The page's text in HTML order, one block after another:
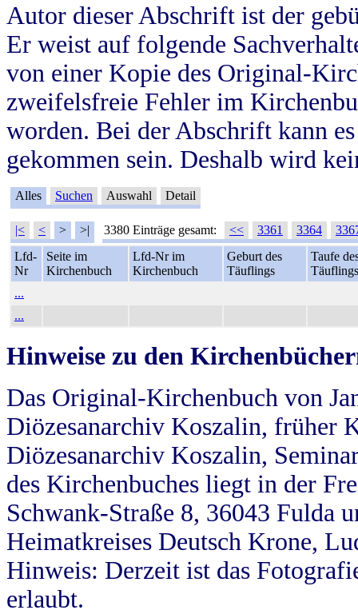
Autor dieser Abschrift ist der
Er weist auf folgende
von einer Kopie des Original-
zweifelsfreie Fehler im
worden. Bei der Abschrift kann
gekommen sein. Deshalb wird
Alles Suchen Auswahl Detail
|< < > >| 3380 Einträge gesamt: << 3361 3364
Lfd-
Nr
Seite im
Kirchenbuch
Lfd-Nr im
Kirchenbuch
Geburt des
Täuflings
Taufe
Täuflings
...
...
Hinweise zu den
Das Original-Kirchenbuch von
Diözesanarchiv Koszalin, früher
Diözesanarchiv Koszalin,
des Kirchenbuches liegt in der
Schwank-Straße 8, 36043 Fulda
Heimatkreises Deutsch Krone,
Hinweis: Derzeit ist das
erlaubt.